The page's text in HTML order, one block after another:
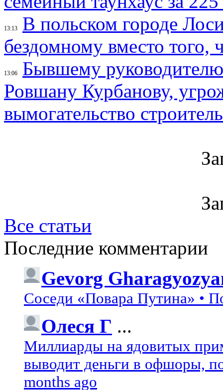
13:13
В польском городе
бездомному вместо того,
13:06
Бывшему
Ровшану Курбанову,
вымогательство
Все статьи
Последние комментарии
Gevorg
Соседи «Повара Путина» •
Олеся Г ...
Миллиарды на ядовитых
выводит деньги в офшоры,
months ago